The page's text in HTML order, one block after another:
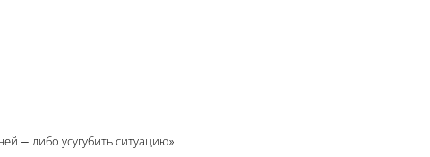
– либо усугубить ситуацию»